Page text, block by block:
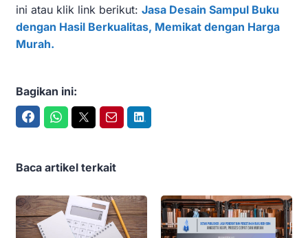
ini atau klik link berikut: Jasa Desain Sampul Buku
dengan Hasil Berkualitas, Memikat dengan Harga
Murah.
Bagikan ini:
Baca artikel terkait